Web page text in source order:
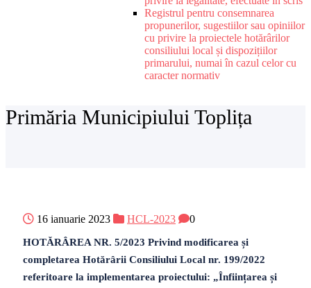
Registrul pentru consemnarea
propunerilor, sugestiilor sau opiniilor
cu privire la proiectele hotărârilor
consiliului local și dispozițiilor
primarului, numai în cazul celor cu
caracter normativ
Primăria Municipiului Toplița
16 ianuarie 2023 HCL-2023 0
HOTĂRÂREA NR. 5/2023 Privind modificarea și
completarea Hotărârii Consiliului Local nr. 199/2022
referitoare la implementarea proiectului: „Înființarea și